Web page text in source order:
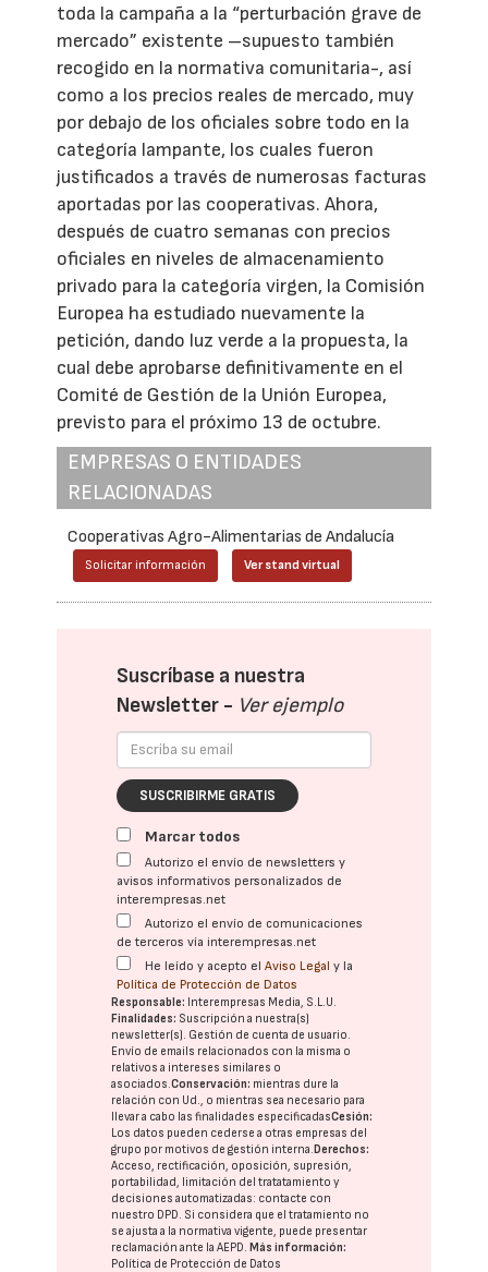
toda la campaña a la “perturbación grave de
mercado” existente –supuesto también
recogido en la normativa comunitaria-, así
como a los precios reales de mercado, muy
por debajo de los oficiales sobre todo en la
categoría lampante, los cuales fueron
justificados a través de numerosas facturas
aportadas por las cooperativas. Ahora,
después de cuatro semanas con precios
oficiales en niveles de almacenamiento
privado para la categoría virgen, la Comisión
Europea ha estudiado nuevamente la
petición, dando luz verde a la propuesta, la
cual debe aprobarse definitivamente en el
Comité de Gestión de la Unión Europea,
previsto para el próximo 13 de octubre.
EMPRESAS O ENTIDADES
RELACIONADAS
Cooperativas Agro-Alimentarias de Andalucía
Solicitar información Ver stand virtual
Suscríbase a nuestra
Newsletter - Ver ejemplo
SUSCRIBIRME GRATIS
Marcar todos
Autorizo el envío de newsletters y
avisos informativos personalizados de
interempresas.net
Autorizo el envío de comunicaciones
de terceros vía interempresas.net
He leído y acepto elAviso Legal y la
Política de Protección de Datos
Responsable: Interempresas Media, S.L.U.
Finalidades: Suscripción a nuestra(s)
newsletter(s). Gestión de cuenta de usuario.
Envío de emails relacionados con la misma o
relativos a intereses similares o
asociados.Conservación: mientras dure la
relación con Ud., o mientras sea necesario para
llevar a cabo las finalidades especificadasCesión:
Los datos pueden cederse a otras empresas del
grupo por motivos de gestión interna.Derechos:
Acceso, rectificación, oposición, supresión,
portabilidad, limitación del tratatamiento y
decisiones automatizadas: contacte con
nuestro DPD. Si considera que el tratamiento no
se ajusta a la normativa vigente, puede presentar
reclamación ante laAEPD.Más información:
Política de Protección de Datos